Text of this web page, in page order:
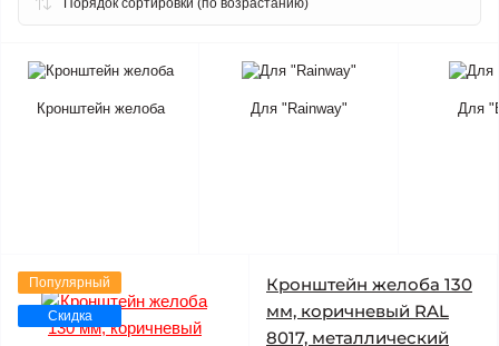
Кронштейн желоба Для "Rainway" Для
Популярный
Скидка
Кронштейн желоба 130
мм, коричневый RAL
8017, металлический